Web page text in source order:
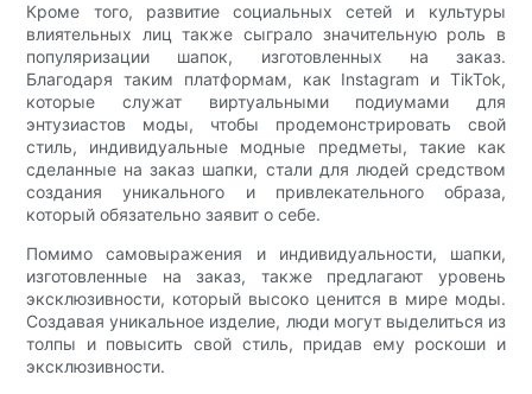
Кроме того, развитие социальных сетей и культуры
влиятельных лиц также сыграло значительную роль в
популяризации шапок, изготовленных на заказ.
Благодаря таким платформам, как Instagram и TikTok,
которые служат виртуальными подиумами для
энтузиастов моды, чтобы продемонстрировать свой
стиль, индивидуальные модные предметы, такие как
сделанные на заказ шапки, стали для людей средством
создания уникального и привлекательного образа,
который обязательно заявит о себе.
Помимо самовыражения и индивидуальности, шапки,
изготовленные на заказ, также предлагают уровень
эксклюзивности, который высоко ценится в мире моды.
Создавая уникальное изделие, люди могут выделиться из
толпы и повысить свой стиль, придав ему роскоши и
эксклюзивности.